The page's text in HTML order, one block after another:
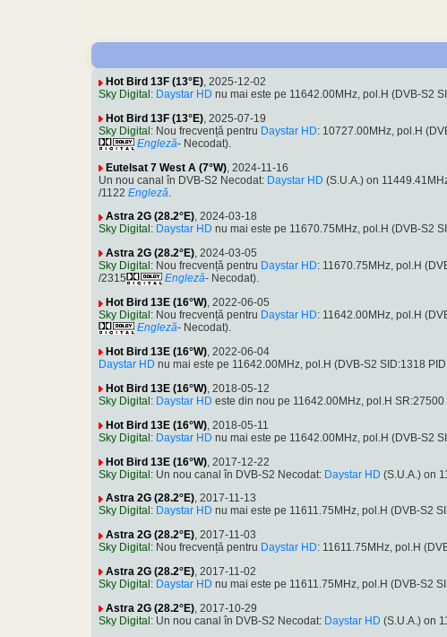
Hot Bird 13F (13°E), 2025-12-02
Sky Digital : Daystar HD nu mai este pe 11642.00MHz, pol.H (DVB-S2
Hot Bird 13F (13°E), 2025-07-19
Sky Digital : Nou frecvență pentru Daystar HD: 10727.00MHz, pol.H
Engleză- Necodat).
Eutelsat 7 West A (7°W), 2024-11-16
Un nou canal în DVB-S2 Necodat: Daystar HD (S.U.A.) on
/1122 Engleză.
Astra 2G (28.2°E), 2024-03-18
Sky Digital : Daystar HD nu mai este pe 11670.75MHz, pol.H (DVB-S2
Astra 2G (28.2°E), 2024-03-05
Sky Digital : Nou frecvență pentru Daystar HD: 11670.75MHz, pol.H
/2315
Engleză- Necodat).
Hot Bird 13E (16°W), 2022-06-05
Sky Digital : Nou frecvență pentru Daystar HD: 11642.00MHz, pol.H
Engleză- Necodat).
Hot Bird 13E (16°W), 2022-06-04
Daystar HD nu mai este pe 11642.00MHz, pol.H (DVB-S2 SID:1318
Hot Bird 13E (16°W), 2018-05-12
Sky Digital : Daystar HD este din nou pe 11642.00MHz, pol.H
Hot Bird 13E (16°W) , 2018-05-11
Sky Digital: Daystar HD nu mai este pe 11642.00MHz, pol.H (DVB-S2
Hot Bird 13E (16°W) , 2017-12-22
Sky Digital: Un nou canal în DVB-S2 Necodat: Daystar HD (S.U.A.) on
Astra 2G (28.2°E), 2017-11-13
Sky Digital : Daystar HD nu mai este pe 11611.75MHz, pol.H (DVB-S2
Astra 2G (28.2°E), 2017-11-03
Sky Digital : Nou frecvență pentru Daystar HD: 11611.75MHz, pol.H
Astra 2G (28.2°E), 2017-11-02
Sky Digital : Daystar HD nu mai este pe 11611.75MHz, pol.H (DVB-S2
Astra 2G (28.2°E), 2017-10-29
Sky Digital: Un nou canal în DVB-S2 Necodat: Daystar HD (S.U.A.) on